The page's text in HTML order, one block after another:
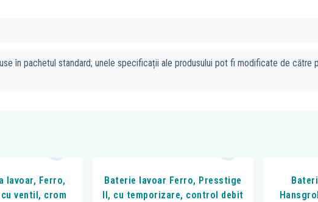
în pachetul standard; unele specificații ale produsului pot fi modificate de către
lavoar, Ferro,
ventil, crom
Baterie lavoar Ferro, Presstige
II, cu temporizare, control debit